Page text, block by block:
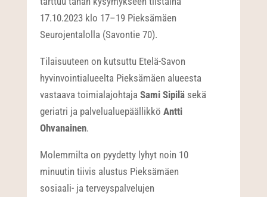
17.10.2023 klo 17–19 Pieksämäen
Seurojentalolla (Savontie 70).
Tilaisuuteen on kutsuttu Etelä-Savon
hyvinvointialueelta Pieksämäen alueesta
vastaava toimialajohtajaSami Sipilä sekä
geriatri ja palvelualuepäällikköAntti
Ohvanainen.
Molemmilta on pyydetty lyhyt noin 10
minuutin tiivis alustus Pieksämäen
sosiaali- ja terveyspalvelujen